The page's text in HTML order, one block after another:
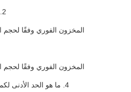
2. ما هو الحجم المتاح للبضائع؟
المخزون الفوري وفقًا لحجم
المخزون الفوري وفقًا لحجم
4. ما هو الحد الأدنى لكمية الطلب التي يمكن قبولها؟